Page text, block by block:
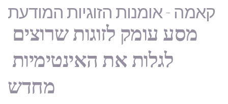
קאמה - אומנות הזוגיות המודעת
מסע עומק לזוגות שרוצים
לגלות את האינטימיות
מחדש